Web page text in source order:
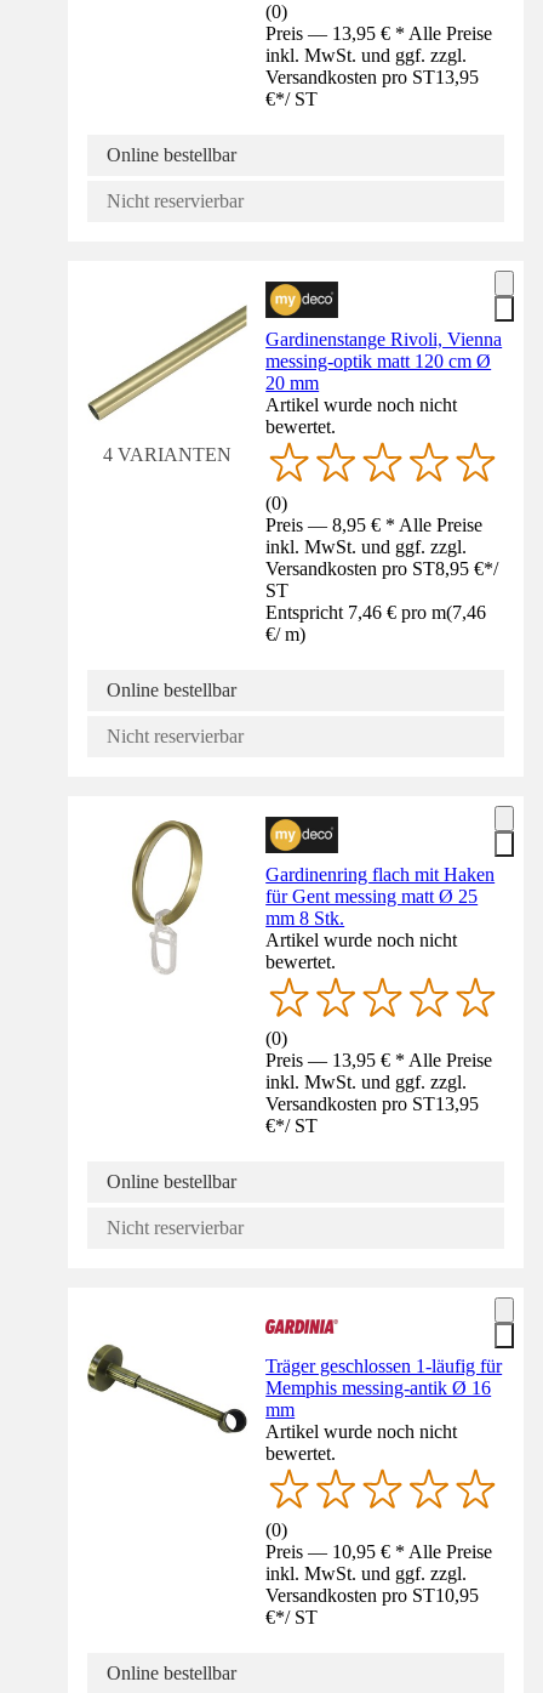
(0)
Preis — 13,95 € * Alle Preise
inkl. MwSt. und ggf. zzgl.
Versandkosten pro ST13,95
€*/ ST
Online bestellbar
Nicht reservierbar
4 VARIANTEN
Gardinenstange Rivoli, Vienna
messing-optik matt 120 cm Ø
20 mm
Artikel wurde noch nicht
bewertet.
(0)
Preis — 8,95 € * Alle Preise
inkl. MwSt. und ggf. zzgl.
Versandkosten pro ST8,95 €*/
ST
Entspricht 7,46 € pro m(7,46
€/ m)
Online bestellbar
Nicht reservierbar
Gardinenring flach mit Haken
für Gent messing matt Ø 25
mm 8 Stk.
Artikel wurde noch nicht
bewertet.
(0)
Preis — 13,95 € * Alle Preise
inkl. MwSt. und ggf. zzgl.
Versandkosten pro ST13,95
€*/ ST
Online bestellbar
Nicht reservierbar
Träger geschlossen 1-läufig für
Memphis messing-antik Ø 16
mm
Artikel wurde noch nicht
bewertet.
(0)
Preis — 10,95 € * Alle Preise
inkl. MwSt. und ggf. zzgl.
Versandkosten pro ST10,95
€*/ ST
Online bestellbar